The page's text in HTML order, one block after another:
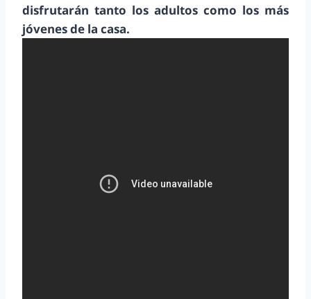
disfrutarán tanto los adultos como los más
jóvenes de la casa.